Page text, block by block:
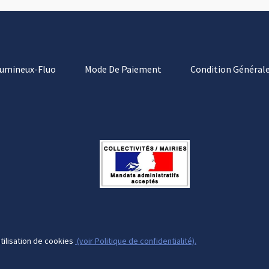
Fluo Mode De Paiement Condition
de cookies (voir Politique de confidentialité).